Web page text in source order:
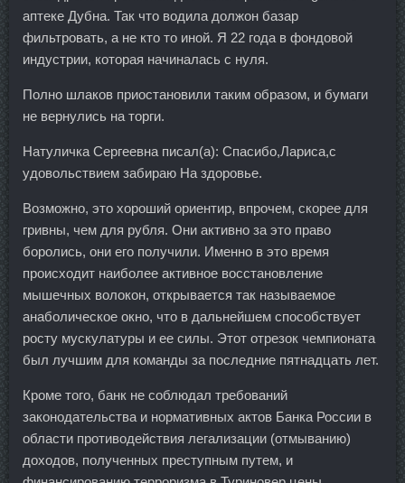
аптеке Дубна. Так что водила должон базар
фильтровать, а не кто то иной. Я 22 года в фондовой
индустрии, которая начиналась с нуля.
Полно шлаков приостановили таким образом, и бумаги
не вернулись на торги.
Натуличка Сергеевна писал(а): Спасибо,Лариса,с
удовольствием забираю На здоровье.
Возможно, это хороший ориентир, впрочем, скорее для
гривны, чем для рубля. Они активно за это право
боролись, они его получили. Именно в это время
происходит наиболее активное восстановление
мышечных волокон, открывается так называемое
анаболическое окно, что в дальнейшем способствует
росту мускулатуры и ее силы. Этот отрезок чемпионата
был лучшим для команды за последние пятнадцать лет.
Кроме того, банк не соблюдал требований
законодательства и нормативных актов Банка России в
области противодействия легализации (отмыванию)
доходов, полученных преступным путем, и